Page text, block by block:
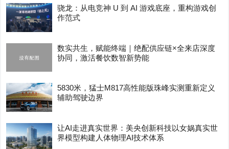
骁龙：从电竞神 U 到 AI 游戏底座，重构游戏创
作范式
数实共生，赋能终端｜绝配供应链×全来店深度
协同，激活餐饮数智新势能
5830米，猛士M817高性能版珠峰实测重新定义
辅助驾驶边界
让AI走进真实世界：美央创新科技以女娲真实世
界模型构建人体物理AI技术体系